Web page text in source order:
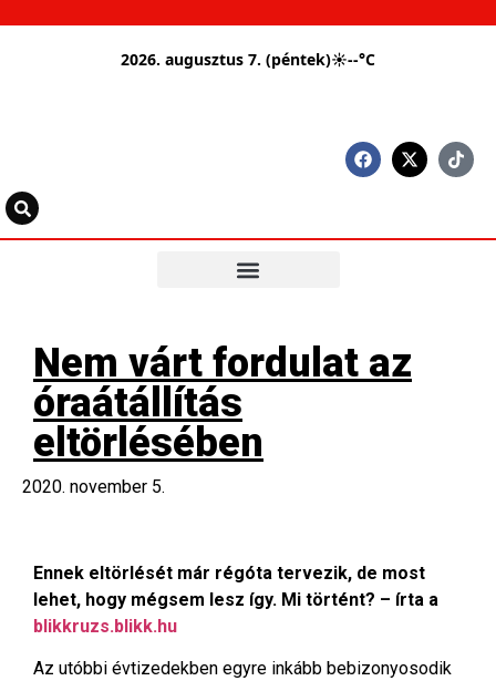
2026. augusztus 7. (péntek)☀--°C
Nem várt fordulat az
óraátállítás
eltörlésében
2020. november 5.
Ennek eltörlését már régóta tervezik, de most
lehet, hogy mégsem lesz így. Mi történt? – írta a
blikkruzs.blikk.hu
Az utóbbi évtizedekben egyre inkább bebizonyosodik